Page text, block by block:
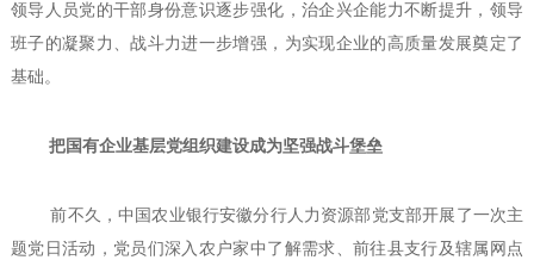
领导人员党的干部身份意识逐步强化，治企兴企能力不断提升，领导
班子的凝聚力、战斗力进一步增强，为实现企业的高质量发展奠定了
基础。
把国有企业基层党组织建设成为坚强战斗堡垒
前不久，中国农业银行安徽分行人力资源部党支部开展了一次主
题党日活动，党员们深入农户家中了解需求、前往县支行及辖属网点